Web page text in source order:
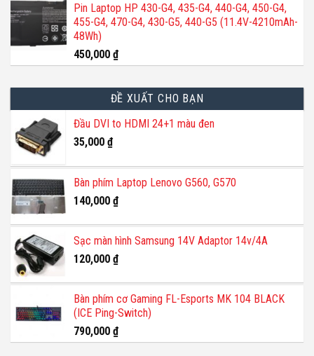
Pin Laptop HP 430-G4, 435-G4, 440-G4, 450-G4,
455-G4, 470-G4, 430-G5, 440-G5 (11.4V-4210mAh-
48Wh)
450,000 ₫
ĐỀ XUẤT CHO BẠN
Đầu DVI to HDMI 24+1 màu đen
35,000 ₫
Bàn phím Laptop Lenovo G560, G570
140,000 ₫
Sạc màn hình Samsung 14V Adaptor 14v/4A
120,000 ₫
Bàn phím cơ Gaming FL-Esports MK 104 BLACK
(ICE Ping-Switch)
790,000 ₫